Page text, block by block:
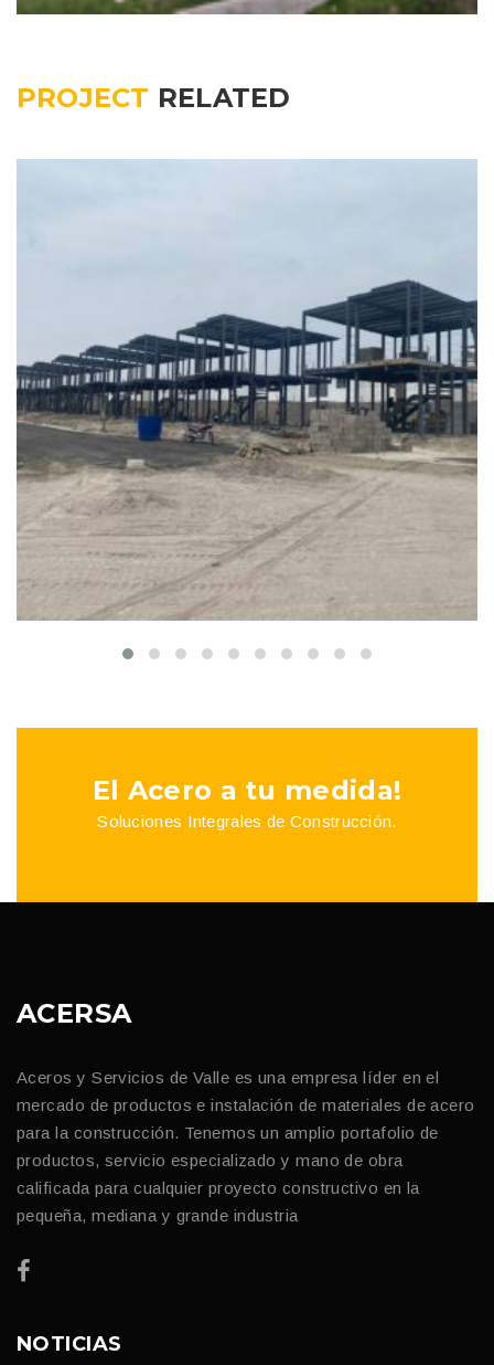
PROJECT RELATED
CRISTAL AZUL
Estructuras
El Acero a tu medida!
Soluciones Integrales de Construcción.
ACERSA
Aceros y Servicios de Valle es una empresa líder en el
mercado de productos e instalación de materiales de acero
para la construcción. Tenemos un amplio portafolio de
productos, servicio especializado y mano de obra
calificada para cualquier proyecto constructivo en la
pequeña, mediana y grande industria
NOTICIAS